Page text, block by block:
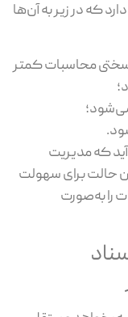
که در زیر به آن‌ها
سختی محاسبات کمتر
که مدیریت
حالت برای سهولت
را به‌صورت